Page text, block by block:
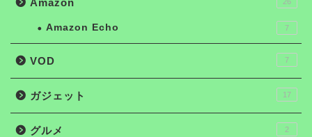
Amazon Echo 7
VOD 7
ガジェット 17
グルメ 2